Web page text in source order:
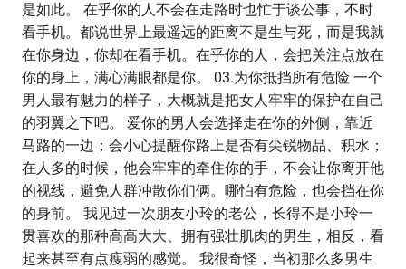
是如此。 在乎你的人不会在走路时也忙于谈公事，不时
看手机。都说世界上最遥远的距离不是生与死，而是我就
在你身边，你却在看手机。在乎你的人，会把关注点放在
你的身上，满心满眼都是你。 03.为你抵挡所有危险 一个
男人最有魅力的样子，大概就是把女人牢牢的保护在自己
的羽翼之下吧。 爱你的男人会选择走在你的外侧，靠近
马路的一边；会小心提醒你路上是否有尖锐物品、积水；
在人多的时候，他会牢牢的牵住你的手，不会让你离开他
的视线，避免人群冲散你们俩。哪怕有危险，也会挡在你
的身前。 我见过一次朋友小玲的老公，长得不是小玲一
贯喜欢的那种高高大大、拥有强壮肌肉的男生，相反，看
起来甚至有点瘦弱的感觉。 我很奇怪，当初那么多男生